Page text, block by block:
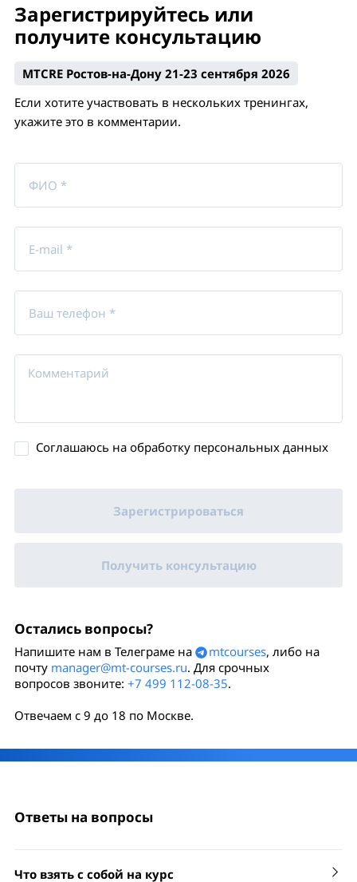
Зарегистрируйтесь или
получите консультацию
MTCRE Ростов-на-Дону 21-23 сентября 2026
Если хотите участвовать в нескольких тренингах,
укажите это в комментарии.
ФИО *
E-mail *
Ваш телефон *
Соглашаюсь на обработку персональных данных
Зарегистрироваться
Получить консультацию
Остались вопросы?
Напишите нам в Телеграме на mtcourses, либо на
почту manager@mt-courses.ru. Для срочных
вопросов звоните: +7 499 112-08-35.
Отвечаем с 9 до 18 по Москве.
Ответы на вопросы
Что взять с собой на курс